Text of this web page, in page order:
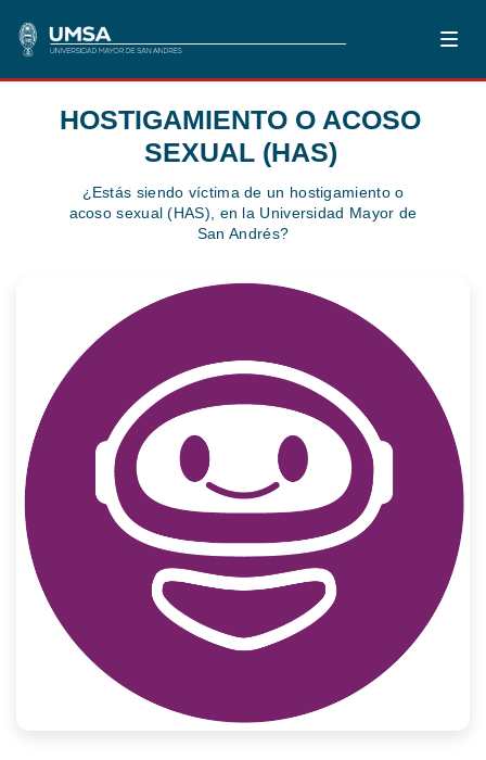
HOSTIGAMIENTO O ACOSO
SEXUAL (HAS)
¿Estás siendo víctima de un hostigamiento o
acoso sexual (HAS), en la Universidad Mayor de
San Andrés?